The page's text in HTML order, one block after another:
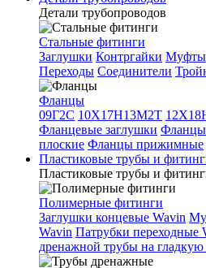
Детали трубопроводов
Стальные фитинги
Заглушки Контргайки Муфты
Переходы Соединители
Фланцы
09Г2С 10Х17Н13М2Т
Фланцевые заглушки Фланцы
плоские Фланцы прижимные
Пластиковые трубы и
Пластиковые трубы и
Полимерные фитинги
Заглушки концевые Wavin
Wavin Патрубки переходные
дренажной трубы на гладкую